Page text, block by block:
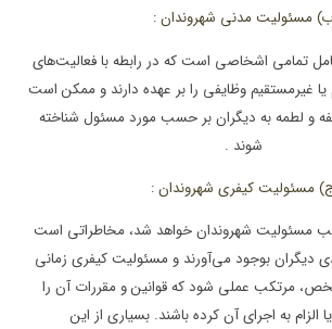
مسئولیت مدنی شهروندان :
تمامی اشخاصی است که در رابطه با فعالیت‌های
غیرمستقیموظایفی را بر عهده دارند و ممکن است
و لطمه به دیگران بر حسبمورد مسئول شناخته
شوند .
مسئولیت کیفری شهروندان:
مسئولیت شهروندان خواهد شد، مخاطراتی است
دیگران بوجود می‌آورند و مسئولیت کیفری زمانی
مرتکب عملی شود که قوانین و مقررات آن را
الزام به اجرای آن کرده باشند. بسیاری از این